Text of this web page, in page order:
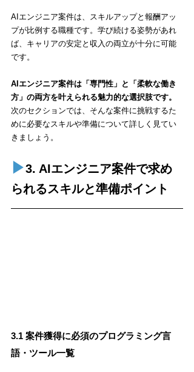
AIエンジニア案件は、スキルアップと報酬アッ
プが比例する職種です。学び続ける姿勢があれ
ば、キャリアの安定と収入の両立が十分に可能
です。
AIエンジニア案件は「専門性」と「柔軟な働き
方」の両方を叶えられる魅力的な選択肢です。
次のセクションでは、そんな案件に挑戦するた
めに必要なスキルや準備について詳しく見てい
きましょう。
▶︎3. AIエンジニア案件で求め
られるスキルと準備ポイント
3.1 案件獲得に必須のプログラミング言
語・ツール一覧